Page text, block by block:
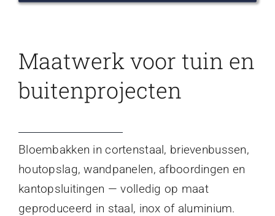
Maatwerk voor tuin en
buitenprojecten
Bloembakken in cortenstaal, brievenbussen,
houtopslag, wandpanelen, afboordingen en
kantopsluitingen — volledig op maat
geproduceerd in staal, inox of aluminium.